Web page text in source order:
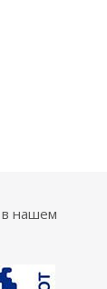
в нашем